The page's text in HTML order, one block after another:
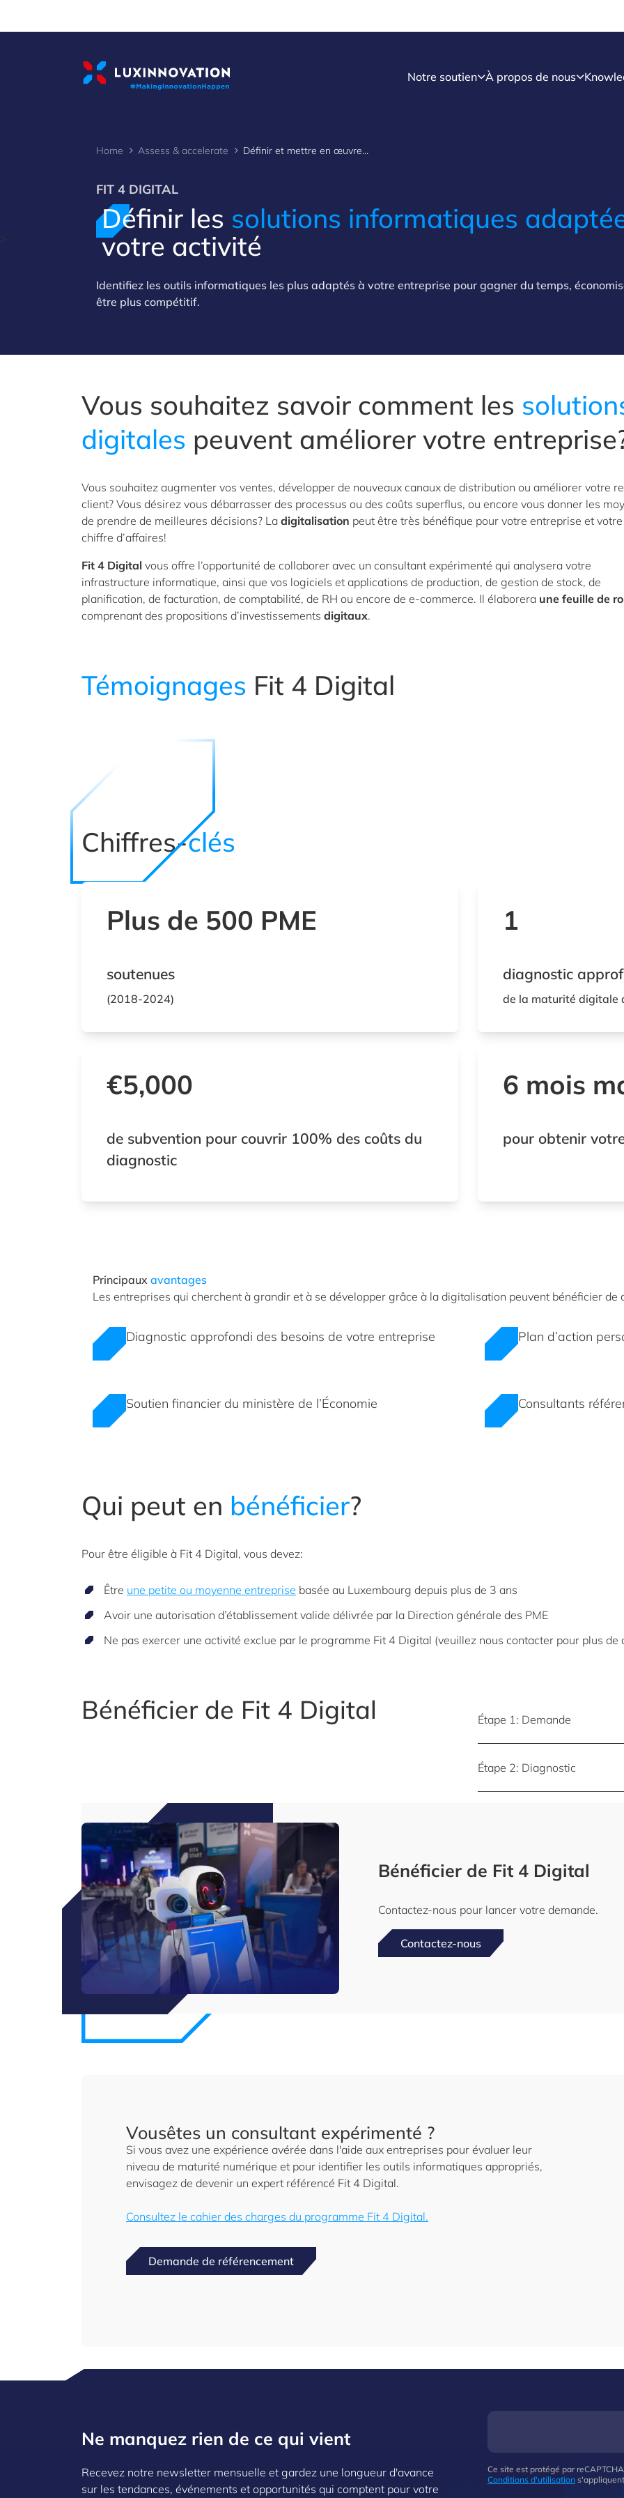
Notre soutien À propos de nous
>
Home Assess & accelerate Définir et mettre en œuvre les solutions informatiques adaptées à votre activité
FIT 4 DIGITAL
Définir les solutions informatiques
votre activité
Identifiez les outils informatiques les plus adaptés à votre entreprise pour gagner du temps,
être plus compétitif.
Vous souhaitez savoir comment les
digitales peuvent améliorer votre
Vous souhaitez augmenter vos ventes, développer de nouveaux canaux de distribution ou améliorer votre
client? Vous désirez vous débarrasser des processus ou des coûts superflus, ou encore vous donner les
de prendre de meilleures décisions? La digitalisation peut être très bénéfique pour votre entreprise et votre
chiffre d’affaires!
Fit 4 Digital vous offre l’opportunité de collaborer avec un consultant expérimenté qui analysera votre
infrastructure informatique, ainsi que vos logiciels et applications de production, de gestion de stock, de
planification, de facturation, de comptabilité, de RH ou encore de e-commerce. Il élaborera une feuille de
comprenant des propositions d’investissements digitaux.
Témoignages Fit 4 Digital
Chiffres-clés
Plus de 500 PME
soutenues
(2018-2024)
1
diagnostic
de la maturité digitale
€5,000
de subvention pour couvrir 100% des coûts du
diagnostic
6 mois
pour obtenir
Principaux avantages
Les entreprises qui cherchent à grandir et à se développer grâce à la digitalisation peuvent bénéficier de
Diagnostic approfondi des besoins de votre entreprise Plan d’action
Soutien financier du ministère de l’Économie Consultants
Qui peut en bénéficier?
Pour être éligible à Fit 4 Digital, vous devez:
Être une petite ou moyenne entreprise basée au Luxembourg depuis plus de 3 ans
Avoir une autorisation d’établissement valide délivrée par la Direction générale des PME
Ne pas exercer une activité exclue par le programme Fit 4 Digital (veuillez nous contacter pour plus de
Bénéficier de Fit 4 Digital Étape 1: Demande
Étape 2: Diagnostic
Bénéficier de Fit 4 Digital
Contactez-nous pour lancer votre demande.
Contactez-nous
Vousêtes un consultant expérimenté ?
Si vous avez une expérience avérée dans l'aide aux entreprises pour évaluer leur
niveau de maturité numérique et pour identifier les outils informatiques appropriés,
envisagez de devenir un expert référencé Fit 4 Digital.
Consultez le cahier des charges du programme Fit 4 Digital.
Demande de référencement
Ne manquez rien de ce qui vient
Recevez notre newsletter mensuelle et gardez une longueur d'avance
sur les tendances, événements et opportunités qui comptent pour votre
Ce site est protégé par
Conditions d'utilisation